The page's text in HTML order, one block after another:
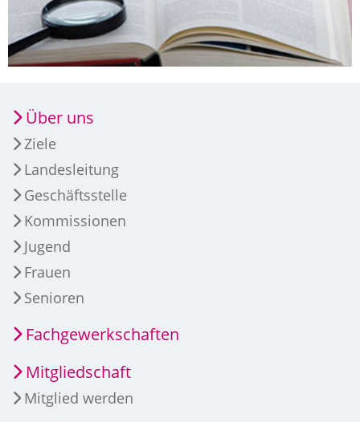
Über uns
Ziele
Landesleitung
Geschäftsstelle
Kommissionen
Jugend
Frauen
Senioren
Fachgewerkschaften
Mitgliedschaft
Mitglied werden